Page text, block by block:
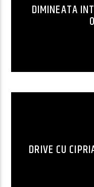
DIMINEATA
DRIVE CU